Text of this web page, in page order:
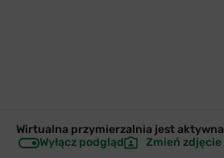
Wirtualna przymierzalnia jestaktywna
Wyłącz podgląd
Zmień zdjęcie